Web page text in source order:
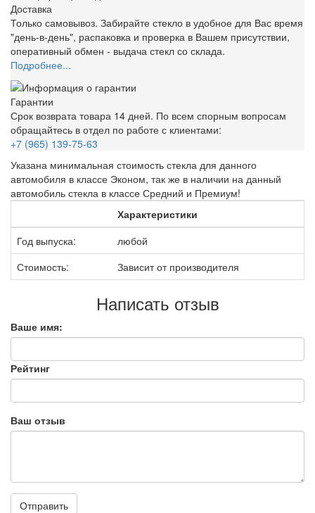
Доставка
Только самовывоз. Забирайте стекло в удобное для Вас время
"день-в-день", распаковка и проверка в Вашем присутствии,
оперативный обмен - выдача стекл со склада.
Подробнее...
Гарантии
Срок возврата товара 14 дней. По всем спорным вопросам
обращайтесь в отдел по работе с клиентами:
+7 (965) 139-75-63
Указана минимальная стоимость стекла для данного
автомобиля в классе Эконом, так же в наличии на данный
автомобиль стекла в классе Средний и Премиум!
Характеристики
Год выпуска:
любой
Стоимость:
Зависит от производителя
Написать отзыв
Ваше имя:
Рейтинг
Ваш отзыв
Отправить